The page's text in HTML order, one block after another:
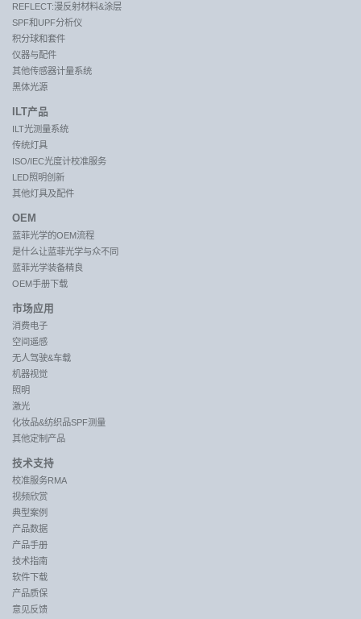
REFLECT:漫反射材料&涂层
SPF和UPF分析仪
积分球和套件
仪器与配件
其他传感器计量系统
黑体光源
ILT产品
ILT光测量系统
传统灯具
ISO/IEC光度计校准服务
LED照明创新
其他灯具及配件
OEM
蓝菲光学的OEM流程
是什么让蓝菲光学与众不同
蓝菲光学装备精良
OEM手册下载
市场应用
消费电子
空间遥感
无人驾驶&车载
机器视觉
照明
激光
化妆品&纺织品SPF测量
其他定制产品
技术支持
校准服务RMA
视频欣赏
典型案例
产品数据
产品手册
技术指南
软件下载
产品质保
意见反馈